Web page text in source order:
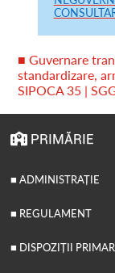
■ Guvernare
standardizare,
SIPOCA 35 |
PRIMĂRIE
■ ADMINISTRAȚIE
■ REGULAMENT
■ DISPOZIȚII PRIMAR